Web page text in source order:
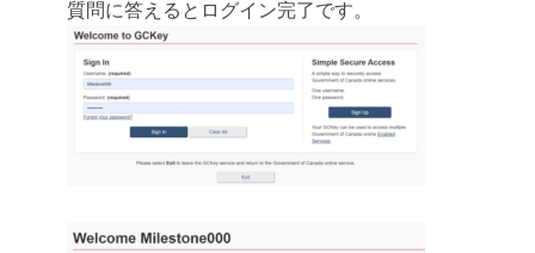
質問に答えるとログイン完了です。